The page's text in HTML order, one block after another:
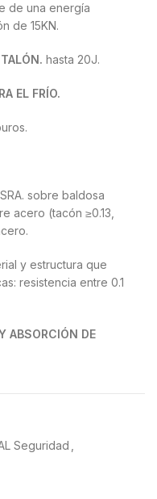
de una energía
de 15KN.
hasta 20J.
EL FRÍO.
SRA. sobre baldosa
acero (tacón ≥0.13,
y estructura que
resistencia entre 0.1
ABSORCIÓN DE
Seguridad